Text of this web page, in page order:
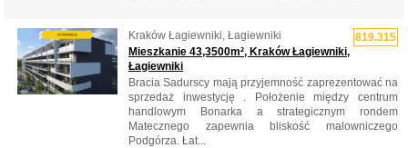
819.315
Kraków Łagiewniki, Łagiewniki
Mieszkanie 43,3500m², Kraków Łagiewniki,
Łagiewniki
Bracia Sadurscy mają przyjemność zaprezentować na
sprzedaż inwestycję . Położenie między centrum
handlowym Bonarka a strategicznym rondem
Matecznego zapewnia bliskość malowniczego
Podgórza. Łat...